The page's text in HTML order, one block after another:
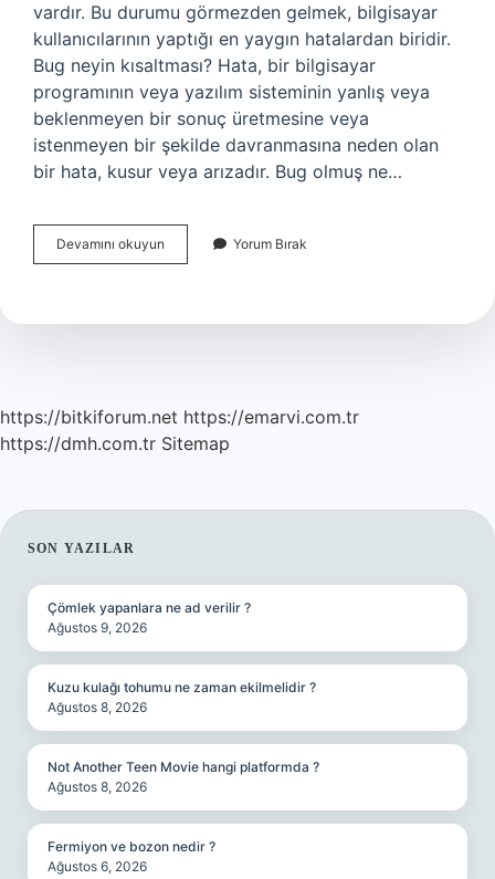
vardır. Bu durumu görmezden gelmek, bilgisayar
kullanıcılarının yaptığı en yaygın hatalardan biridir.
Bug neyin kısaltması? Hata, bir bilgisayar
programının veya yazılım sisteminin yanlış veya
beklenmeyen bir sonuç üretmesine veya
istenmeyen bir şekilde davranmasına neden olan
bir hata, kusur veya arızadır. Bug olmuş ne…
Devamını okuyun
Inı
Demek
Yorum Bırak
https://bitkiforum.net https://emarvi.com.tr
https://dmh.com.tr Sitemap
SIDEBAR
SON YAZILAR
Çömlek yapanlara ne ad verilir ?
Ağustos 9, 2026
Kuzu kulağı tohumu ne zaman ekilmelidir ?
Ağustos 8, 2026
Not Another Teen Movie hangi platformda ?
Ağustos 8, 2026
Fermiyon ve bozon nedir ?
Ağustos 6, 2026